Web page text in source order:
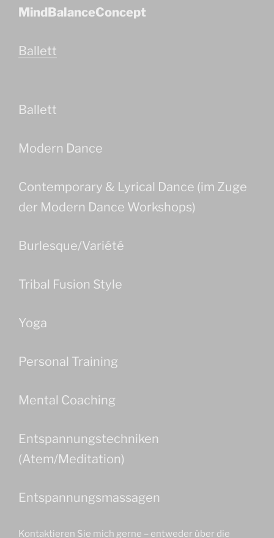
MindBalanceConcept
Ballett
Ballett
Modern Dance
Contemporary & Lyrical Dance (im Zuge
der Modern Dance Workshops)
Burlesque/Variété
Tribal Fusion Style
Yoga
Personal Training
Mental Coaching
Entspannungstechniken
(Atem/Meditation)
Entspannungsmassagen
Kontaktieren Sie mich gerne – entweder über die